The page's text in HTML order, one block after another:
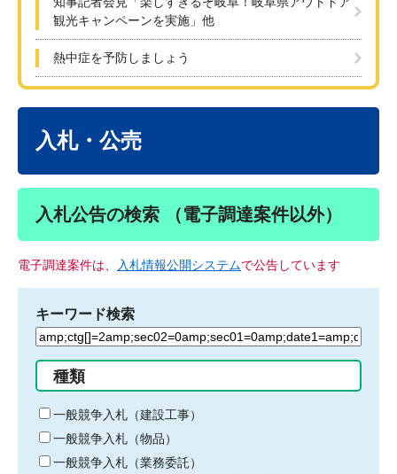
観光キャンペーンを実施」他
熱中症を予防しましょう
入札・公売
入札公告の検索 （電子調達案件以外）
電子調達案件は、 入札情報公開システムで公告しています
キーワード検索
検
る
キ
ー
ワ
ー
種類
一般競争入札（建設工事）
一般競争入札（物品）
一般競争入札（業務委託）